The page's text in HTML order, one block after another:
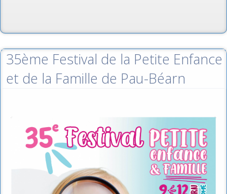
35ème Festival de la Petite Enfance
et de la Famille de Pau-Béarn